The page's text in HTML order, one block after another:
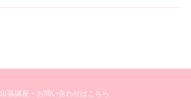
出張講座・お問い合わせはこちら